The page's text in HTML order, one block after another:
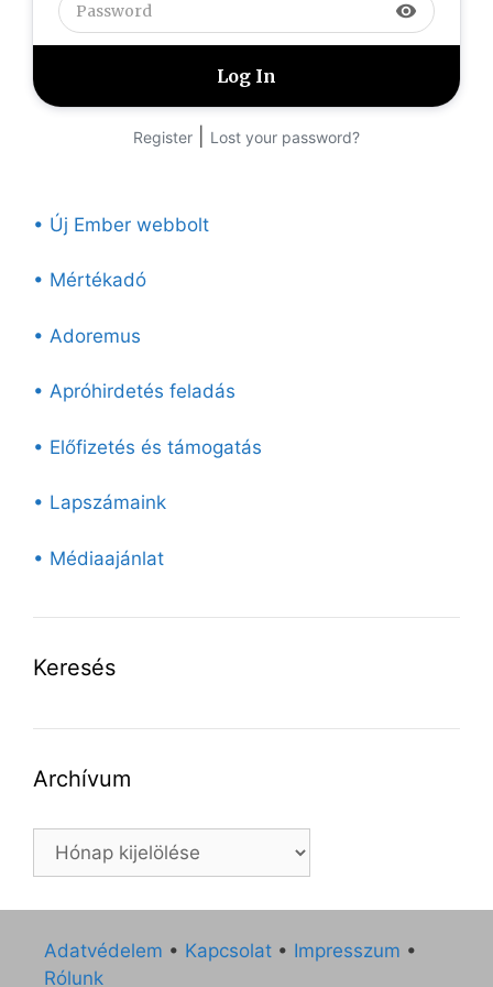
visibility
Register Lost your password?
• Új Ember webbolt
• Mértékadó
• Adoremus
• Apróhirdetés feladás
• Előfizetés és támogatás
• Lapszámaink
• Médiaajánlat
Keresés
Archívum
Archívum
Adatvédelem • Kapcsolat • Impresszum •
Rólunk